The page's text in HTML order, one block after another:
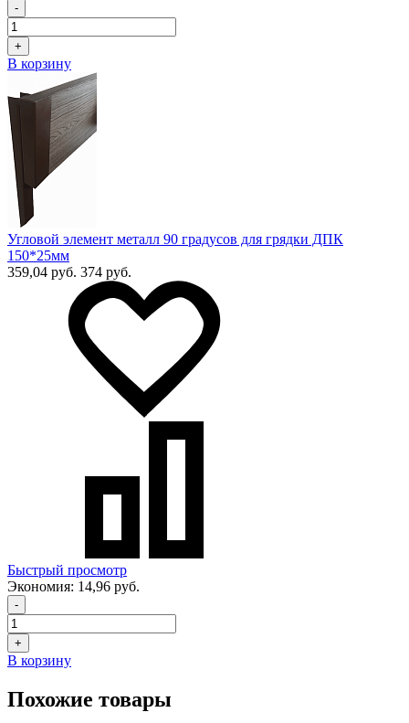
-
+
В корзину
Угловой элемент металл 90 градусов для грядки ДПК
150*25мм
359,04 руб. 374 руб.
Быстрый просмотр
Экономия: 14,96 руб.
-
+
В корзину
Похожие товары